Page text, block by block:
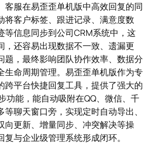
客服在易歪歪单机版中高效回复的同
将客户标签、跟进记录、满意度数
等信息同步到公司CRM系统中，这
，还容易出现数据不一致、遗漏更
题，最终影响团队协作效率、数据分
生命周期管理。易歪歪单机版作为专
跨平台快捷回复工具，提供了强大的
功能，能自动吸附在QQ、微信、千
聊天窗口旁，实现定时自动导出、
向更新、增量同步、冲突解决等操
与企业级管理系统形成闭环。